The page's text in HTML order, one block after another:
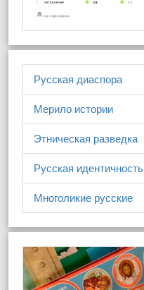
Русская диаспора
Мерило истории
Этническая разведка
Русская идентичность
Многоликие русские